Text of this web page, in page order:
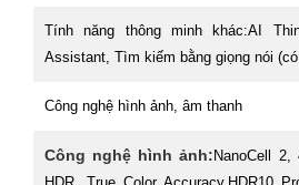
Tính năng thông minh khác:AI
Assistant, Tìm kiếm bằng giọng nói
Công nghệ hình ảnh, âm thanh
Công nghệ hình ảnh: NanoCell 2,